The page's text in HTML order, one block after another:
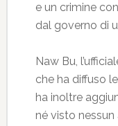
e un crimine
dal governo di
Naw Bu,
che ha diffuso
ha inoltre
né visto nessun